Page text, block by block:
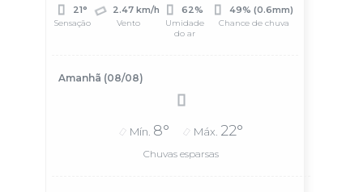
21°
Sensação
2.47 km/h
Vento
62%
Umidade
do ar
49% (0.6mm)
Chance de chuva
Amanhã (08/08)
Mín. 8° Máx. 22°
Chuvas esparsas